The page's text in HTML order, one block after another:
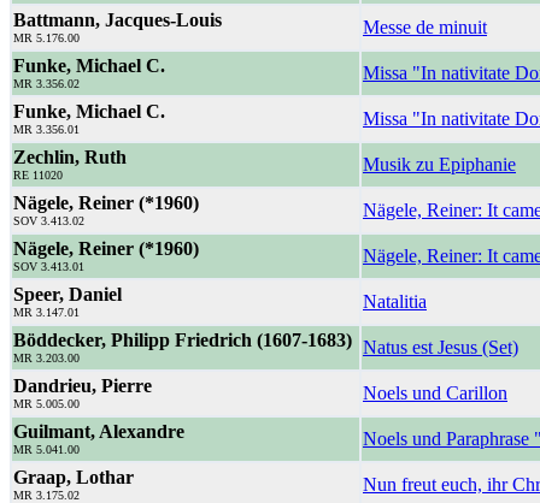
Battmann, Jacques-Louis
MR 5.176.00
Messe de minuit
Funke, Michael C.
MR 3.356.02
Missa "In nativitate
Funke, Michael C.
MR 3.356.01
Missa "In nativitate
Zechlin, Ruth
RE 11020
Musik zu Epiphanie
Nägele, Reiner (*1960)
SOV 3.413.02
Nägele, Reiner: It
Nägele, Reiner (*1960)
SOV 3.413.01
Nägele, Reiner: It
Speer, Daniel
MR 3.147.01
Natalitia
Böddecker, Philipp Friedrich (1607-1683)
MR 3.203.00
Natus est Jesus (Set)
Dandrieu, Pierre
MR 5.005.00
Noels und Carillon
Guilmant, Alexandre
MR 5.041.00
Noels und
Graap, Lothar
MR 3.175.02
Nun freut euch, ihr